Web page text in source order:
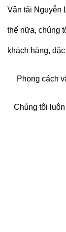
Vận tải Nguyễn
thế nữa, chúng
khách hàng,
Phong cách
Chúng tôi